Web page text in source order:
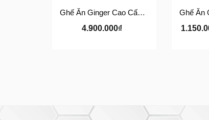
Ghế Ăn Ginger Cao Cấp Phong Cách Ý – Ghế Da Nhập Khẩu MVP HOME
4.900.000₫